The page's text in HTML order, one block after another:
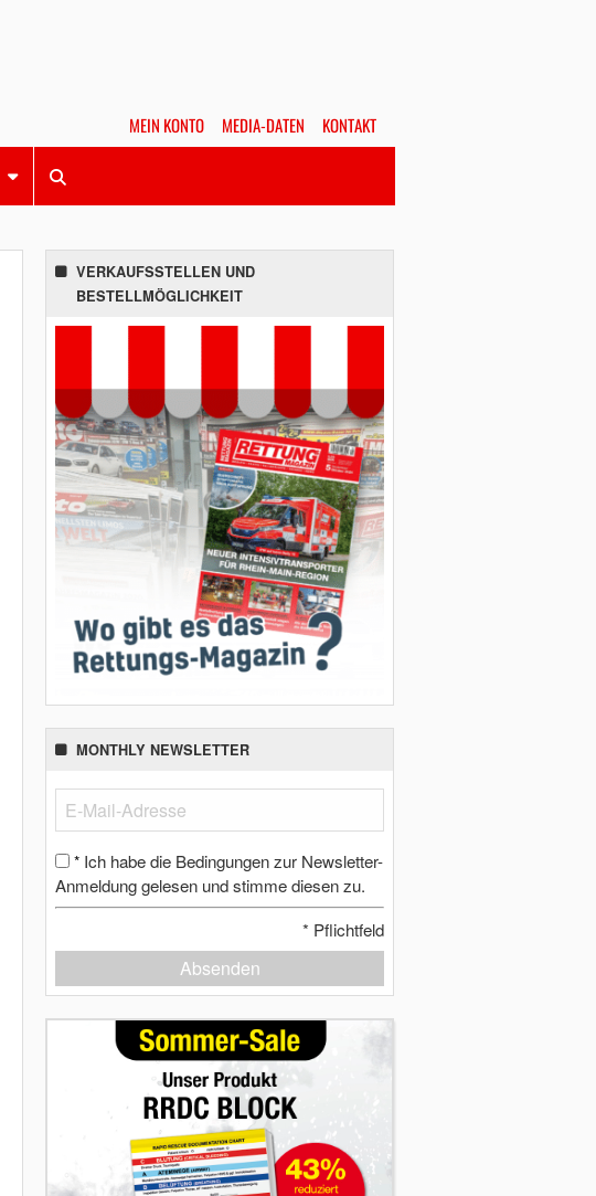
MEIN KONTO MEDIA-DATEN KONTAKT
VERKAUFSSTELLEN UND
BESTELLMÖGLICHKEIT
MONTHLY NEWSLETTER
* Ich habe die Bedingungen zur Newsletter-
Anmeldung gelesen und stimme diesen zu.
* Pflichtfeld
Absenden